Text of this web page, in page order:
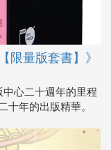
限量版套書】》
中心二十週年的里程
十年的出版精華。